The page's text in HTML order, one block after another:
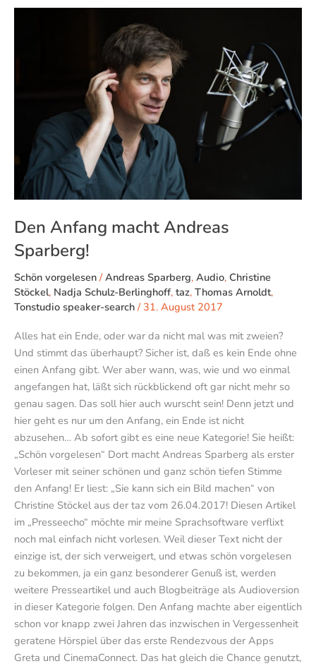
Den Anfang macht Andreas
Sparberg!
Schön vorgelesen /Andreas Sparberg, Audio, Christine
Stöckel, Nadja Schulz-Berlinghoff, taz, Thomas Arnoldt,
Tonstudio speaker-search / 31. August 2017
Alles hat ein Ende, oder war da nicht mal was mit zweien?
Und stimmt das überhaupt? Sicher ist, daß es kein Ende ohne
einen Anfang gibt. Wer aber wann, was, wie und wo einmal
angefangen hat, läßt sich rückblickend oft gar nicht mehr so
genau sagen. Das soll hier auch wurscht sein! Denn jetzt und
hier geht es nur um den Anfang, ein Ende ist nicht
abzusehen… Ab sofort gibt es eine neue Kategorie! Sie heißt:
„Schön vorgelesen“ Dort macht Andreas Sparberg als erster
Vorleser mit seiner schönen und ganz schön tiefen Stimme
den Anfang! Er liest: „Sie kann sich ein Bild machen“ von
Christine Stöckel aus der taz vom 26.04.2017! Diesen Artikel
im „Presseecho“ möchte mir meine Sprachsoftware verflixt
noch mal einfach nicht vorlesen. Weil dieser Text nicht der
einzige ist, der sich verweigert, und etwas schön vorgelesen
zu bekommen, ja ein ganz besonderer Genuß ist, werden
weitere Presseartikel und auch Blogbeiträge als Audioversion
in dieser Kategorie folgen. Den Anfang machte aber eigentlich
schon vor knapp zwei Jahren das inzwischen in Vergessenheit
geratene Hörspiel über das erste Rendezvous der Apps
Greta und CinemaConnect. Das hat gleich die Chance genutzt,